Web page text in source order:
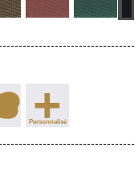
+
Personnalisé